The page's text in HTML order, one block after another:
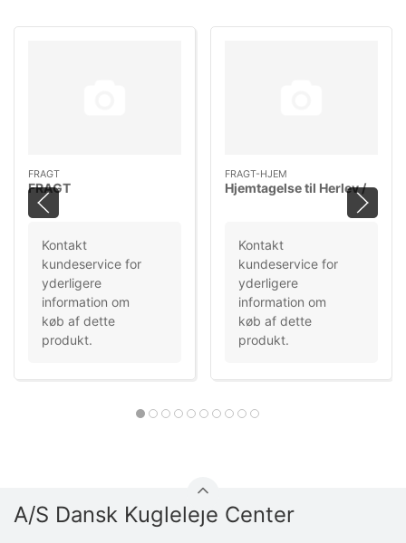
FRAGT
FRAGT
Kontakt
kundeservice for
yderligere
information om
køb af dette
produkt.
FRAGT-HJEM
Hjemtagelse til Herlev /
Kontakt
kundeservice for
yderligere
information om
køb af dette
produkt.
A/S Dansk Kugleleje Center